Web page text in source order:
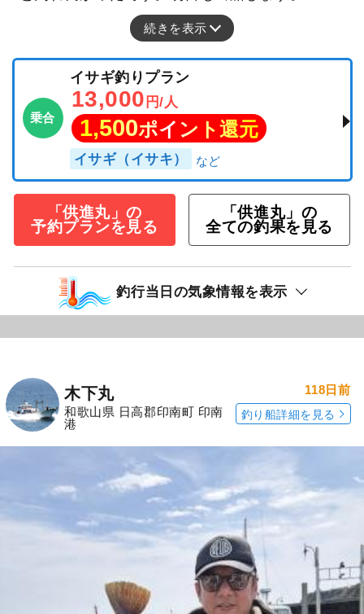
続きを表示
乗合
イサギ釣りプラン
13,000 円/人
1,500ポイント還元
イサギ（イサキ）
「供進丸」の
予約プランを見る
「供進丸」の
全ての釣果を見る
釣行当日の気象情報を表示
木下丸
和歌山県 日高郡印南町 印南
港
118日前
釣り船詳細を見る